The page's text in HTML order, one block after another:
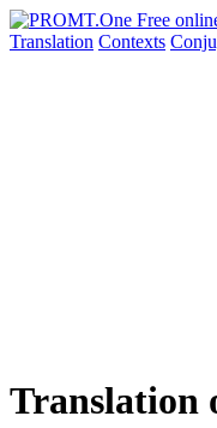
Translation Contexts
Translation